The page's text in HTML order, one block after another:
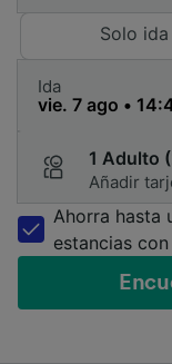
Solo ida
Ida
1 Adulto
Añadir
Ahorra hasta
estancias